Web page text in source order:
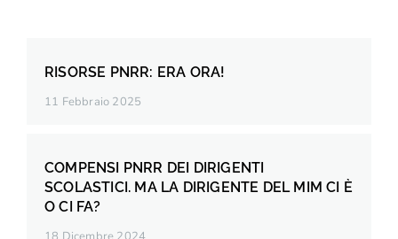
RISORSE PNRR: ERA ORA!
11 Febbraio 2025
COMPENSI PNRR DEI DIRIGENTI
SCOLASTICI. MA LA DIRIGENTE DEL MIM CI È
O CI FA?